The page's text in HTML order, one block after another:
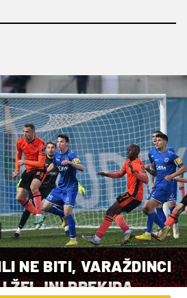
NE BITI, VARAŽDINCI
ŽELJNI PREKIDA